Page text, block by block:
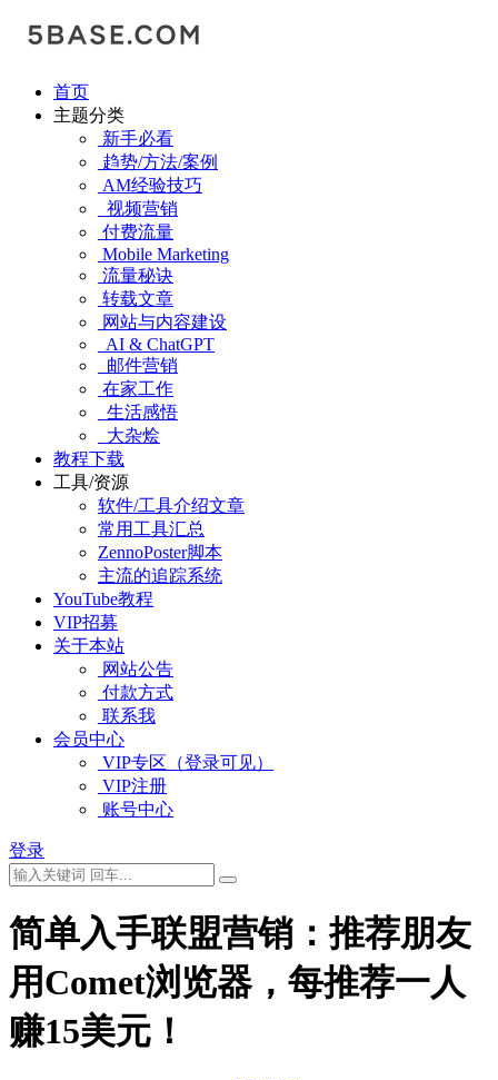
首页
主题分类
新手必看
趋势/方法/案例
AM经验技巧
视频营销
付费流量
Mobile Marketing
流量秘诀
转载文章
网站与内容建设
AI & ChatGPT
邮件营销
在家工作
生活感悟
大杂烩
教程下载
工具/资源
软件/工具介绍文章
常用工具汇总
ZennoPoster脚本
主流的追踪系统
YouTube教程
VIP招募
关于本站
网站公告
付款方式
联系我
会员中心
VIP专区（登录可见）
VIP注册
账号中心
登录
简单入手联盟营销：推荐朋友
用Comet浏览器，每推荐一人
赚15美元！